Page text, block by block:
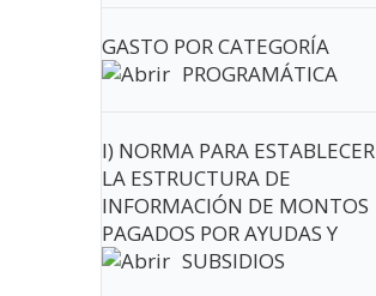
GASTO POR CATEGORÍA
PROGRAMÁTICA
I) NORMA PARA ESTABLECER
LA ESTRUCTURA DE
INFORMACIÓN DE MONTOS
PAGADOS POR AYUDAS Y
SUBSIDIOS